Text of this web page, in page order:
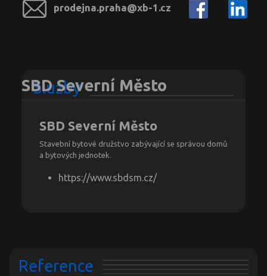
prodejna.praha@xb-1.cz
Služby
SBD Severní Město
SBD Severní Město
Stavební bytové družstvo zabývající se správou domů
a bytových jednotek.
https://www.sbdsm.cz/
Reference